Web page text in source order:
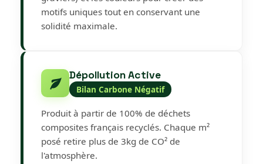
motifs uniques tout en conservant une
solidité maximale.
Dépollution Active
Bilan Carbone Négatif
Produit à partir de 100% de déchets
composites français recyclés. Chaque m²
posé retire plus de 3kg de CO² de
l'atmosphère.